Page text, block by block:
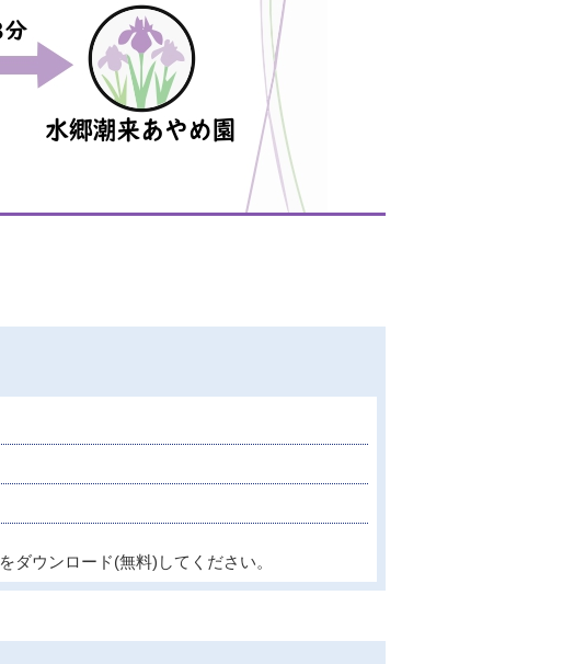
をダウンロード(無料)してください。